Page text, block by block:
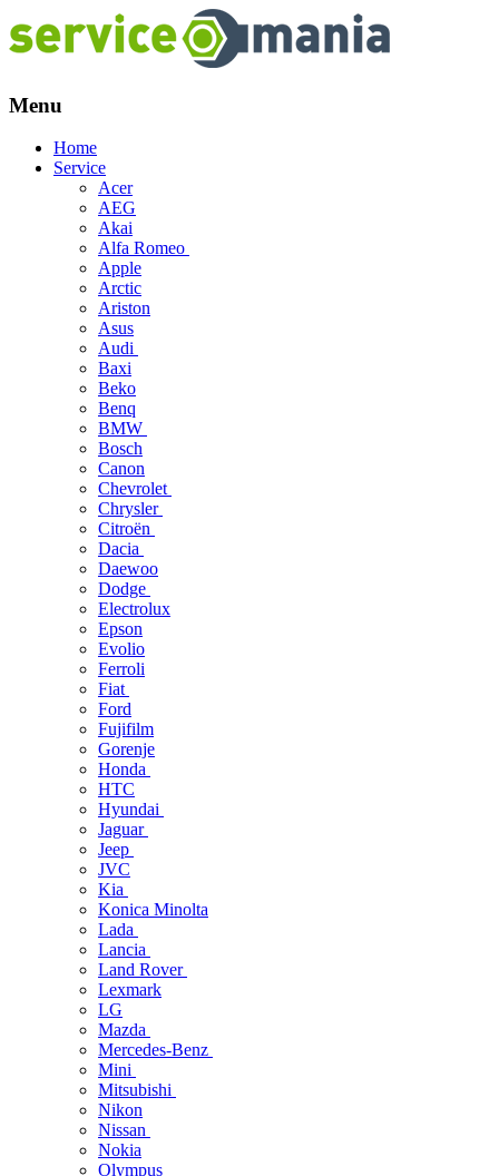
Menu
Skip
Home
Service
Acer
AEG
Akai
Alfa Romeo
Apple
Arctic
Ariston
Asus
Audi
Baxi
Beko
Benq
BMW
Bosch
Canon
Chevrolet
Chrysler
Citroën
Dacia
Daewoo
Dodge
Electrolux
Epson
Evolio
Ferroli
Fiat
Ford
Fujifilm
Gorenje
Honda
HTC
Hyundai
Jaguar
Jeep
JVC
Kia
Konica Minolta
Lada
Lancia
Land Rover
Lexmark
LG
Mazda
Mercedes-Benz
Mini
Mitsubishi
Nikon
Nissan
Nokia
Olympus